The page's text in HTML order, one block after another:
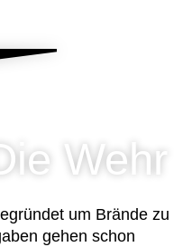
Wehr
um Brände zu
gehen schon